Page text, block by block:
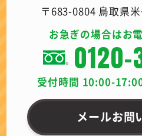
〒683-0804 鳥取県
お急ぎの場合はお
受付時間 10:00-
メールお問